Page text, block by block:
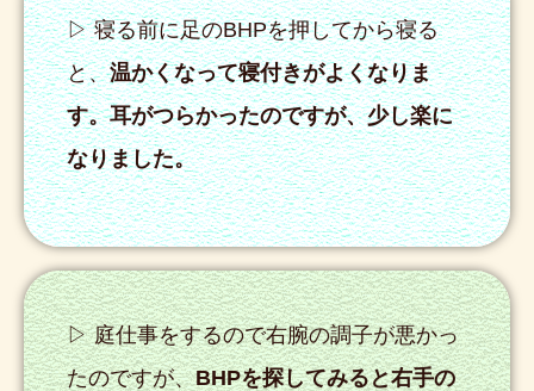
▷ 寝る前に足のBHPを押してから寝る
と、温かくなって寝付きがよくなりま
す。耳がつらかったのですが、少し楽に
なりました。
▷ 庭仕事をするので右腕の調子が悪かっ
たのですが、BHPを探してみると右手の